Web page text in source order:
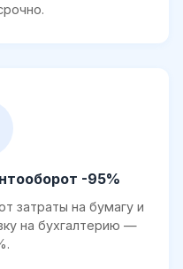
-95%
затраты на бумагу и
на бухгалтерию —